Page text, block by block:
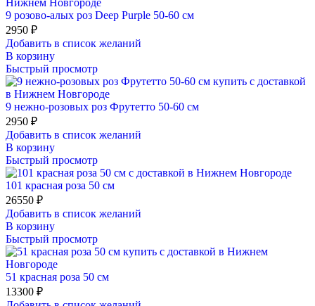
9 розово-алых роз Deep Purple 50-60 см
2950 ₽
Добавить в список желаний
В корзину
Быстрый просмотр
9 нежно-розовых роз Фрутетто 50-60 см
2950 ₽
Добавить в список желаний
В корзину
Быстрый просмотр
101 красная роза 50 см
26550 ₽
Добавить в список желаний
В корзину
Быстрый просмотр
51 красная роза 50 см
13300 ₽